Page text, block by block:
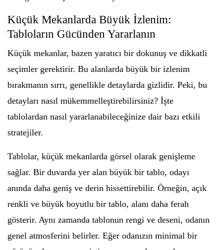
Küçük Mekanlarda Büyük İzlenim:
Tabloların Gücünden Yararlanın
Küçük mekanlar, bazen yaratıcı bir dokunuş ve dikkatli
seçimler gerektirir. Bu alanlarda büyük bir izlenim
bırakmanın sırrı, genellikle detaylarda gizlidir. Peki, bu
detayları nasıl mükemmelleştirebilirsiniz? İşte
tablolardan nasıl yararlanabileceğinize dair bazı etkili
stratejiler.
Tablolar, küçük mekanlarda görsel olarak genişleme
sağlar. Bir duvarda yer alan büyük bir tablo, odayı
anında daha geniş ve derin hissettirebilir. Örneğin, açık
renkli ve büyük boyutlu bir tablo, alanı daha ferah
gösterir. Aynı zamanda tablonun rengi ve deseni, odanın
genel atmosferini belirler. Eğer odanızın minimal bir